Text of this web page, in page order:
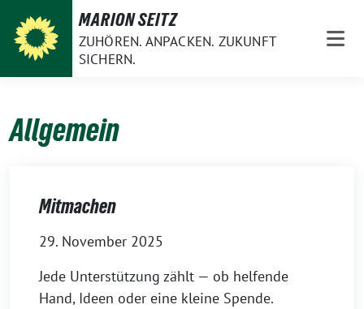
zum
Inhalt
MARION SEITZ
ZUHÖREN. ANPACKEN. ZUKUNFT
SICHERN.
Allgemein
Mitmachen
29. November 2025
Jede Unterstützung zählt — ob helfende
Hand, Ideen oder eine kleine Spende.